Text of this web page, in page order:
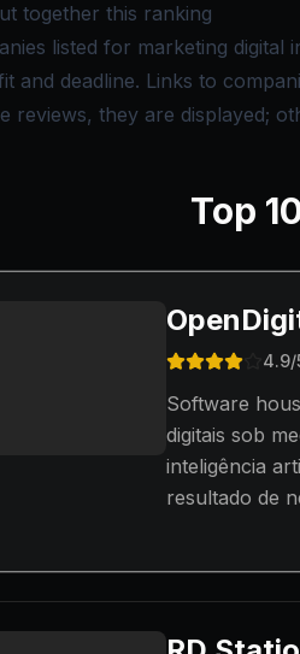
together this ranking
listed for marketing digital
and deadline. Links to
reviews, they are displayed;
Top
4.9/
Software
digitais sob
inteligência
resultado de